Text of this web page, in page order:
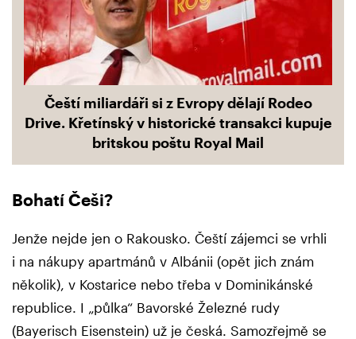
Čeští miliardáři si z Evropy dělají Rodeo
Drive. Křetínský v historické transakci kupuje
britskou poštu Royal Mail
Bohatí Češi?
Jenže nejde jen o Rakousko. Čeští zájemci se vrhli
i na nákupy apartmánů v Albánii (opět jich znám
několik), v Kostarice nebo třeba v Dominikánské
republice. I „půlka“ Bavorské Železné rudy
(Bayerisch Eisenstein) už je česká. Samozřejmě se